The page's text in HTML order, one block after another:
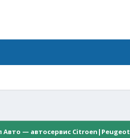
Авто — автосервис Citroen|Peugeot